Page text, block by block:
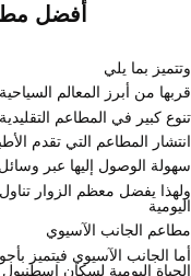
أفضل
وتتميز بما يلي
قربها من أبرز المعالم السياحية
تنوع كبير في المطاعم
انتشار المطاعم التي تقدم
سهولة الوصول إليها عبر
ولهذا يفضل معظم الزوار
اليومية
مطاعم الجانب الآسيوي
أما الجانب الآسيوي فيتميز
الحياة اليومية لسكان